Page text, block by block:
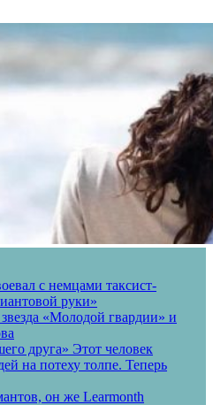
с немцами таксист-
руки»
звезда «Молодой гвардии» и
друга» Этот человек
на потеху толпе. Теперь
он же Learmonth